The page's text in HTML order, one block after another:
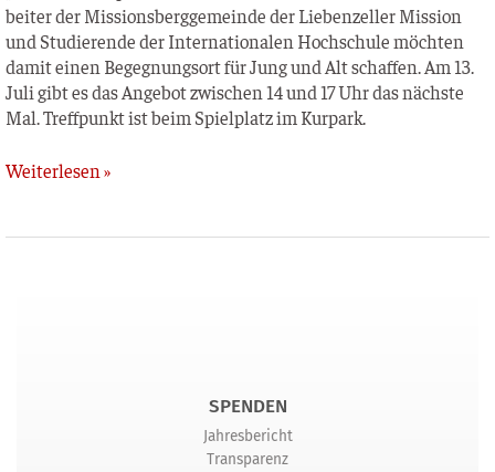
bei­ter der Mis­si­ons­berg­ge­mein­de der Lie­ben­zel­ler Mis­si­on
und Stu­die­ren­de der Inter­na­tio­na­len Hoch­schu­le möch­ten
damit einen Begeg­nungs­ort für Jung und Alt schaf­fen. Am 13.
Juli gibt es das Ange­bot zwi­schen 14 und 17 Uhr das nächs­te
Mal. Treff­punkt ist beim Spiel­platz im Kurpark.
Weiterlesen »
SPENDEN
Jahresbericht
Transparenz